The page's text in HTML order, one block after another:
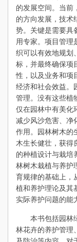
的发展空间。当前
的方向发展，技术
势。关键是需要具
用专家。项目管理
织可以有效地规划
标，并最终确保项
性，以及业务和项
经济和社会效益。
管理。没有这些植
仅在园林中有美化
减少风沙危害、净
作用。园林树木的
木生长健壮，获得
的种植设计与栽培
林树木栽植与养护
育规律的基础上，
植和养护理论及其
实际养护问题的能
本书包括园林绿
林花卉的养护管理